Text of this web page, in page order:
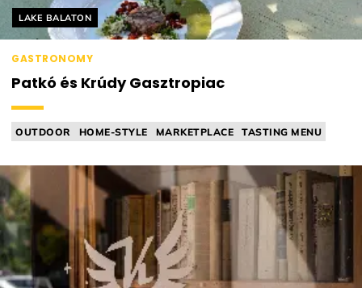
Helyszín címkék:
LAKE BALATON
GASTRONOMY
Patkó és Krúdy Gasztropiac
OUTDOOR HOME-STYLE MARKETPLACE
TASTING MENU